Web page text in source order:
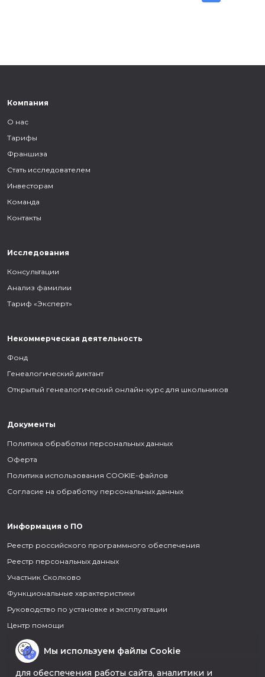
Компания
О нас
Тарифы
Франшиза
Стать исследователем
Инвесторам
Команда
Контакты
Исследования
Консультации
Анализ фамилии
Тариф «Эксперт»
Некоммерческая деятельность
Фонд
Генеалогический диктант
Открытый генеалогический онлайн-курс для школьников
Документы
Политика обработки персональных данных
Оферта
Политика использования COOKIE-файлов
Согласие на обработку персональных данных
Информация о ПО
Реестр российского программного обеспечения
Реестр персональных данных
Участник Сколково
Функциональные характеристики
Руководство по установке и эксплуатации
Центр помощи
Мы используем файлы Cookie
для обеспечения работы сайта, аналитики и